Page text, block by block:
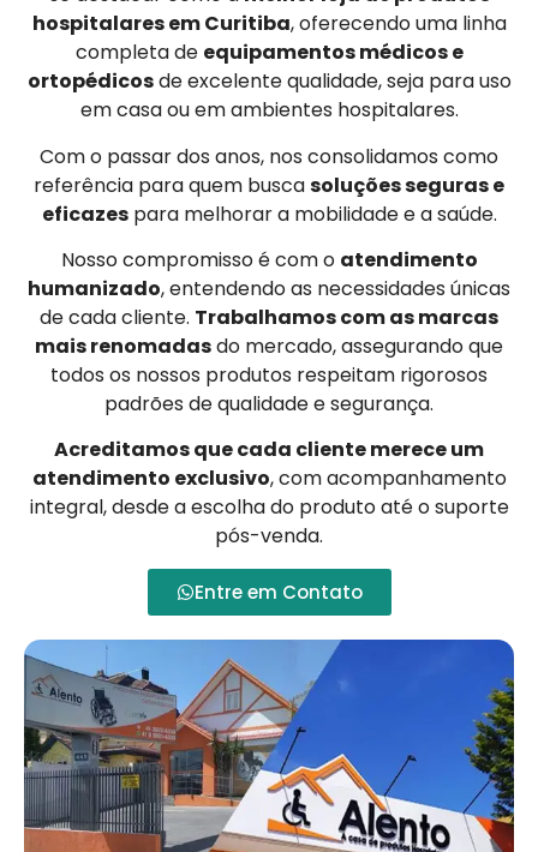
hospitalares em Curitiba, oferecendo uma linha
completa de equipamentos médicos e
ortopédicosde excelente qualidade, seja para uso
em casa ou em ambientes hospitalares.
Com o passar dos anos, nos consolidamos como
referência para quem buscasoluções seguras e
eficazespara melhorar a mobilidade e a saúde.
Nosso compromisso é com o atendimento
humanizado, entendendo as necessidades únicas
de cada cliente. Trabalhamos com as marcas
mais renomadasdo mercado, assegurando que
todos os nossos produtos respeitam rigorosos
padrões de qualidade e segurança.
Acreditamos que cada cliente merece um
atendimento exclusivo, com acompanhamento
integral, desde a escolha do produto até o suporte
pós-venda.
Entre em Contato